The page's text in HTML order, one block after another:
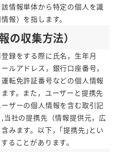
情報単体から特定の個人を識
報）を指します。
の収集方法）
録をする際に氏名，生年月
ルアドレス，銀行口座番号，
転免許証番号などの個人情報
す。また，ユーザーと提携先
ザーの個人情報を含む取引記
社の提携先（情報提供元，広
みます。以下，｢提携先｣とい
ることがあります。